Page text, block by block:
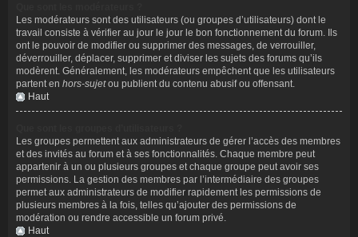
Les modérateurs sont des utilisateurs (ou groupes d’utilisateurs) dont le
travail consiste à vérifier au jour le jour le bon fonctionnement du forum. Ils
ont le pouvoir de modifier ou supprimer des messages, de verrouiller,
déverrouiller, déplacer, supprimer et diviser les sujets des forums qu’ils
modèrent. Généralement, les modérateurs empêchent que les utilisateurs
partent en hors-sujetou publient du contenu abusif ou offensant.
Haut
Les groupes permettent aux administrateurs de gérer l’accès des membres
et des invités au forum et à ses fonctionnalités. Chaque membre peut
appartenir à un ou plusieurs groupes et chaque groupe peut avoir ses
permissions. La gestion des membres par l’intermédiaire des groupes
permet aux administrateurs de modifier rapidement les permissions de
plusieurs membres à la fois, telles qu’ajouter des permissions de
modération ou rendre accessible un forum privé.
Haut